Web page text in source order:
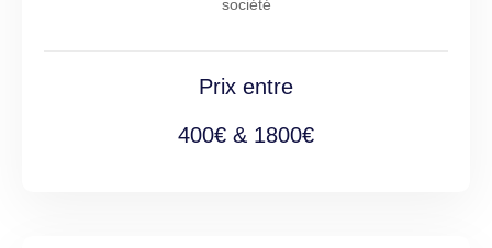
société
Prix entre
400€ & 1800€